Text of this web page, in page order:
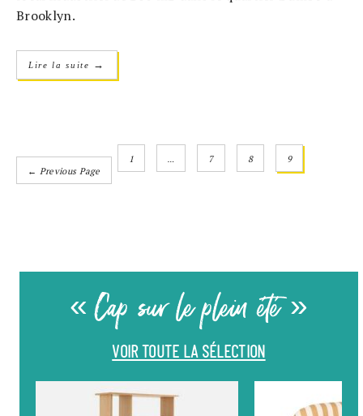
Brooklyn.
Lire la suite →
← Previous Page
1 7 8 9
« Cap sur le plein été »
VOIR TOUTE LA SÉLECTION